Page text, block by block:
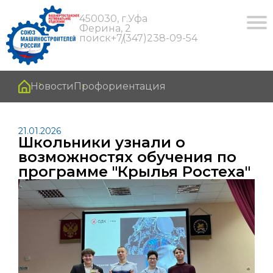
450030, г.Уфа
Ферина, 2
поиск+7(347)238-09-54
Новости Профориентация
21.01.2026
Школьники узнали о
возможностях обучения по
программе "Крылья Ростеха"